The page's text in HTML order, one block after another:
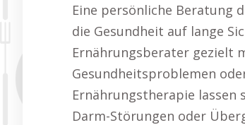
Eine persönliche Beratung
die Gesundheit auf lange
Ernährungsberater gezielt
Gesundheitsproblemen
Ernährungstherapie lassen
Darm-Störungen oder